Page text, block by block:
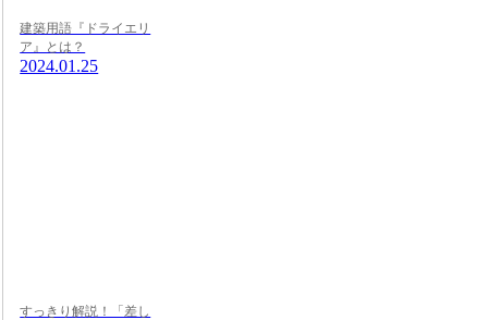
建築用語『ドライエリ
ア』とは？
2024.01.25
すっきり解説！「差し